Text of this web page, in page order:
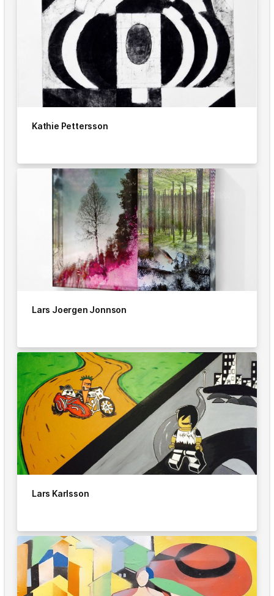
Kathie Pettersson
Lars Joergen Jonnson
Lars Karlsson